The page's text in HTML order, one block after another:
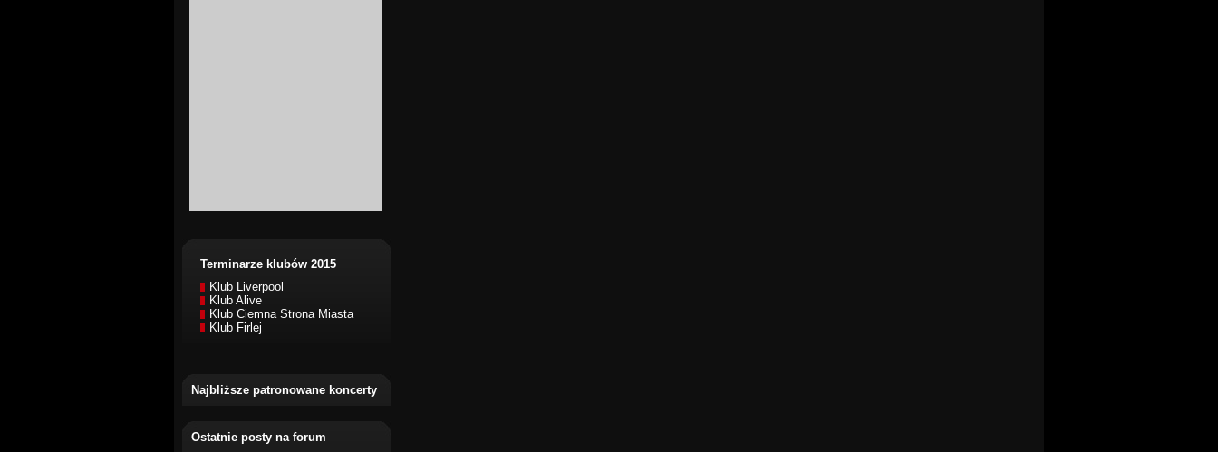
Terminarze klubów 2015
Klub Liverpool
Klub Alive
Klub Ciemna Strona Miasta
Klub Firlej
Najbliższe patronowane koncerty
Ostatnie posty na forum